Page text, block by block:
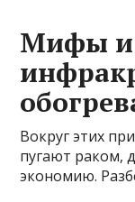
Мифы и
Вокруг этих
пугают раком,
экономию.